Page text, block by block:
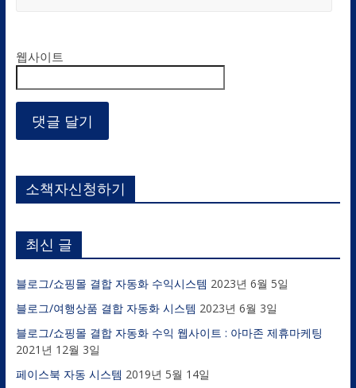
웹사이트
소책자신청하기
최신 글
블로그/쇼핑몰 결합 자동화 수익시스템 2023년 6월 5일
블로그/여행상품 결합 자동화 시스템 2023년 6월 3일
블로그/쇼핑몰 결합 자동화 수익 웹사이트 : 아마존 제휴마케팅
2021년 12월 3일
페이스북 자동 시스템 2019년 5월 14일